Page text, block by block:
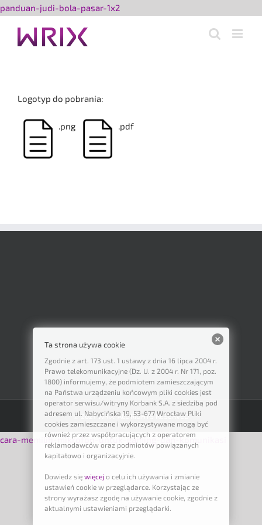
panduan-judi-bola-pasar-1x2Przejdź
Logotyp do pobrania:
.png .pdf
© 2021 WRIX. ALL RIGHTS RESERVED
cara-memilih-mikrofon-untuk-gaming-dan-komunikasi
Ta strona używa cookie
Zgodnie z art. 173 ust. 1 ustawy z dnia 16 lipca 2004 r.
Prawo telekomunikacyjne (Dz. U. z 2004 r. Nr 171, poz.
1800) informujemy, że podmiotem zamieszczającym
na Państwa urządzeniu końcowym pliki cookies jest
operator serwisu/witryny Korbank S.A. z siedzibą pod
adresem ul. Nabycińska 19, 53-677 Wrocław Pliki
cookies zamieszczane i wykorzystywane mogą być
również przez współpracujących z operatorem
reklamodawców oraz podmiotów powiązanych
kapitałowo i organizacyjnie.
Dowiedz się więcej o celu ich używania i zmianie
ustawień cookie w przeglądarce. Korzystając ze
strony wyrażasz zgodę na używanie cookie, zgodnie z
aktualnymi ustawieniami przeglądarki.